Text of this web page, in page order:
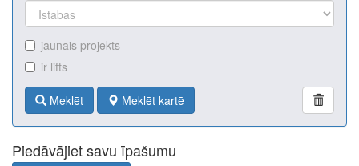
jaunais projekts
ir lifts
Meklēt Meklēt kartē
Piedāvājiet savu īpašumu